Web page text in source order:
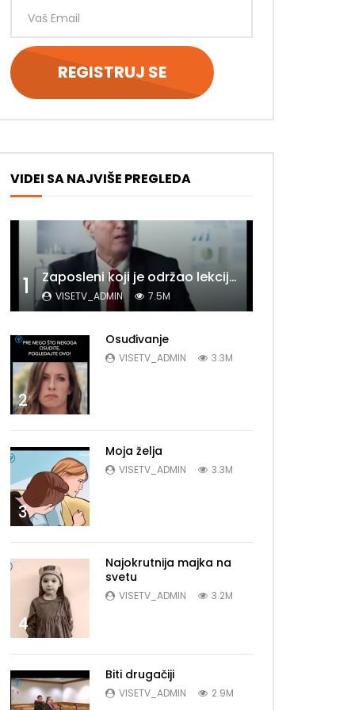
VIDEI SA NAJVIŠE PREGLEDA
1 Zaposleni koji je održao lekciju šefu
VISETV_ADMIN 7.5M
2
Osuđivanje
VISETV_ADMIN 3.3M
3
Moja želja
VISETV_ADMIN 3.3M
4
Najokrutnija majka na
svetu
VISETV_ADMIN 3.2M
Biti drugačiji
VISETV_ADMIN 2.9M